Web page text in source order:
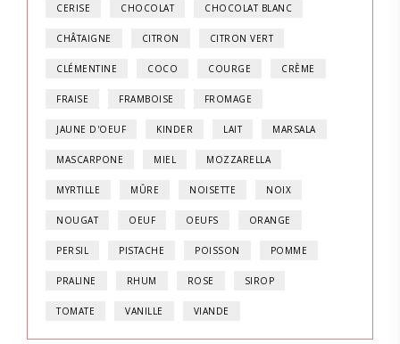
CERISE CHOCOLAT CHOCOLAT BLANC
CHÂTAIGNE CITRON CITRON VERT
CLÉMENTINE COCO COURGE CRÈME
FRAISE FRAMBOISE FROMAGE
JAUNE D'OEUF KINDER LAIT MARSALA
MASCARPONE MIEL MOZZARELLA
MYRTILLE MÛRE NOISETTE NOIX
NOUGAT OEUF OEUFS ORANGE
PERSIL PISTACHE POISSON POMME
PRALINE RHUM ROSE SIROP
TOMATE VANILLE VIANDE